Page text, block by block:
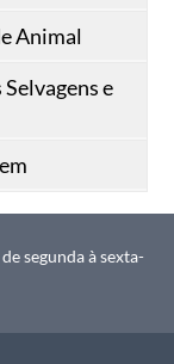
Animal
e
segunda à sexta-